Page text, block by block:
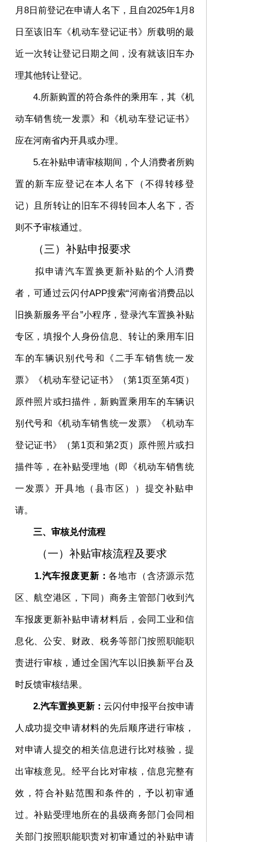
月8日前登记在申请人名下，且自2025年1月8
日至该旧车《机动车登记证书》所载明的最
近一次转让登记日期之间，没有就该旧车办
理其他转让登记。
4.所新购置的符合条件的乘用车，其《机
动车销售统一发票》和《机动车登记证书》
应在河南省内开具或办理。
5.在补贴申请审核期间，个人消费者所购
置的新车应登记在本人名下（不得转移登
记）且所转让的旧车不得转回本人名下，否
则不予审核通过。
（三）补贴申报要求
拟申请汽车置换更新补贴的个人消费
者，可通过云闪付APP搜索“河南省消费品以
旧换新服务平台”小程序，登录汽车置换补贴
专区，填报个人身份信息、转让的乘用车旧
车的车辆识别代号和《二手车销售统一发
票》《机动车登记证书》（第1页至第4页）
原件照片或扫描件，新购置乘用车的车辆识
别代号和《机动车销售统一发票》《机动车
登记证书》（第1页和第2页）原件照片或扫
描件等，在补贴受理地（即《机动车销售统
一发票》开具地（县市区））提交补贴申
请。
三、审核兑付流程
（一）补贴审核流程及要求
1.汽车报废更新：各地市（含济源示范
区、航空港区，下同）商务主管部门收到汽
车报废更新补贴申请材料后，会同工业和信
息化、公安、财政、税务等部门按照职能职
责进行审核，通过全国汽车以旧换新平台及
时反馈审核结果。
2.汽车置换更新： 云闪付申报平台按申请
人成功提交申请材料的先后顺序进行审核，
对申请人提交的相关信息进行比对核验，提
出审核意见。经平台比对审核，信息完整有
效，符合补贴范围和条件的，予以初审通
过。补贴受理地所在的县级商务部门会同相
关部门按照职能职责对初审通过的补贴申请